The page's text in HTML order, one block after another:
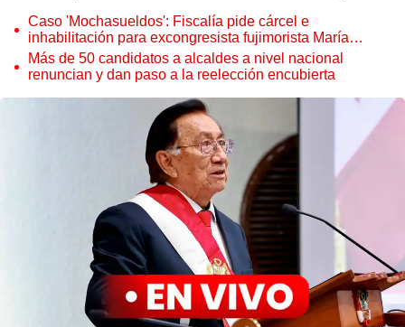
Caso 'Mochasueldos': Fiscalía pide cárcel e
inhabilitación para excongresista fujimorista María
Cordero Jon Tay
Más de 50 candidatos a alcaldes a nivel nacional
renuncian y dan paso a la reelección encubierta